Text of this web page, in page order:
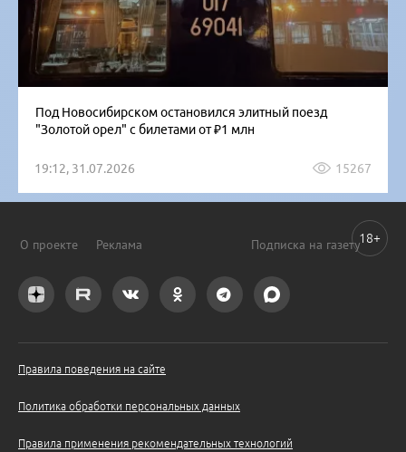
Под Новосибирском остановился элитный поезд
"Золотой орел" с билетами от ₽1 млн
19:12, 31.07.2026 15267
О проекте Реклама Подписка на газету
Правила поведения на сайте
Политика обработки персональных данных
Правила применения рекомендательных технологий
18+